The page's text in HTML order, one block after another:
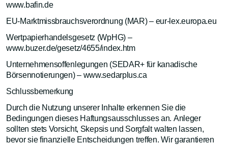
www.bafin.de
EU-Marktmissbrauchsverordnung (MAR) – eur-lex.europa.eu
Wertpapierhandelsgesetz (WpHG) –
www.buzer.de/gesetz/4655/index.htm
Unternehmensoffenlegungen (SEDAR+ für kanadische
Börsennotierungen) – www.sedarplus.ca
Schlussbemerkung
Durch die Nutzung unserer Inhalte erkennen Sie die
Bedingungen dieses Haftungsausschlusses an. Anleger
sollten stets Vorsicht, Skepsis und Sorgfalt walten lassen,
bevor sie finanzielle Entscheidungen treffen. Wir garantieren